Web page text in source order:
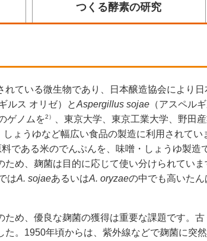
つくる酵素の研究
ている微生物であり、日本醸造協会により日
ルス オリゼ）とAspergillus sojae （アスペル
ゲノムを2）
、東京大学、東京工業大学、野田
ょうゆなど幅広い食品の製造に利用されてい
である米のでんぷんを、味噌・しょうゆ製造
め、麹菌は目的に応じて使い分けられてい
はA. sojaeあるいはA. oryzaeの中でも高いた
め、優良な麹菌の獲得は重要な課題です。
。1950年頃からは、紫外線などで麹菌に突